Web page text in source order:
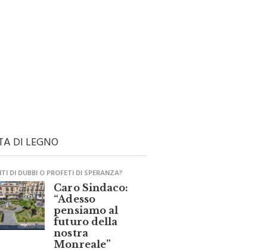
DI LEGNO
DI DUBBI O PROFETI DI SPERANZA?
Caro Sindaco:
“Adesso
pensiamo al
futuro della
nostra
Monreale”